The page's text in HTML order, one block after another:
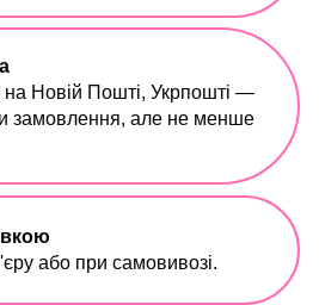
на Новій Пошті, Укрпошті —
замовлення, але не менше
або при самовивозі.